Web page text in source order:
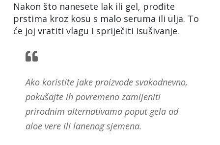
Nakon što nanesete lak ili gel, prođite
prstima kroz kosu s malo seruma ili ulja. To
će joj vratiti vlagu i spriječiti isušivanje.
Ako koristite jake proizvode svakodnevno,
pokušajte ih povremeno zamijeniti
prirodnim alternativama poput gela od
aloe vere ili lanenog sjemena.